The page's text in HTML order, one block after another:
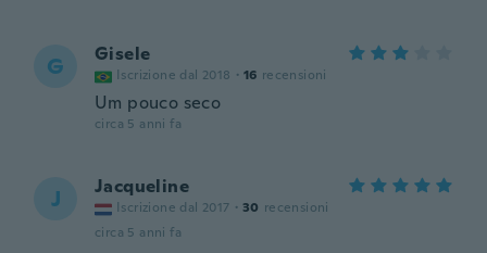
G Gisele
Iscrizione dal 2018 · 16 recensioni
Um pouco seco
circa 5 anni fa
J Jacqueline
Iscrizione dal 2017 · 30 recensioni
circa 5 anni fa